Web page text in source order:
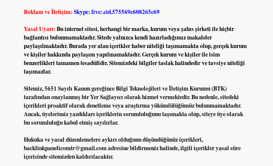
Reklam ve İletişim:Skype: live:.cid.575569c608265c69
Yasal Uyarı:Bu internet sitesi, herhangi bir marka, kurum veya şahıs şirketi ile hiçbir
bağlantısı bulunmamaktadır. Sitede yalnızca kendi hazırladığımız makaleler
paylaşılmaktadır. Burada yer alan içerikler haber niteliği taşımamakta olup, gerçek kurum
ve kişiler hakkında paylaşım yapılmamaktadır. Gerçek kurum ve kişiler ile isim
benzerlikleri tamamen tesadüfidir. Sitemizdeki bilgiler taslak halindedir ve tavsiye niteliği
taşımazlar.
Sitemiz, 5651 Sayılı Kanun gereğince Bilgi Teknolojileri ve İletişim Kurumu (BTK)
tarafından onaylanmış bir Yer Sağlayıcı olarak hizmet vermektedir. Bu nedenle, sitedeki
içerikleri proaktif olarak denetleme veya araştırma yükümlülüğümüz bulunmamaktadır.
Ancak, üyelerimiz yazdıkları içeriklerin sorumluluğunu taşımakta olup, siteye üye olarak
bu sorumluluğu kabul etmiş sayılırlar.
Hukuka ve yasal düzenlemelere aykırı olduğunu düşündüğünüz içerikleri,
backlinkpanelicomtr@gmail.comadresine bildirmeniz halinde, ilgili içerikler yasal süre
içerisinde sitemizden kaldırılacaktır.